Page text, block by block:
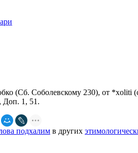
(Сб. Соболевскому 230), от *хoliti
Доп. 1, 51.
подхалим в других